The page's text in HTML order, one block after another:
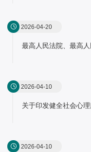
2026-04-20
最高人民法院、最高
2026-04-10
关于印发健全社会心
2026-04-10